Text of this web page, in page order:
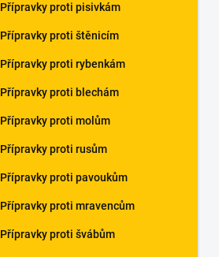
Přípravky proti pisivkám
Přípravky proti štěnicím
Přípravky proti rybenkám
Přípravky proti blechám
Přípravky proti molům
Přípravky proti rusům
Přípravky proti pavoukům
Přípravky proti mravencům
Přípravky proti švábům